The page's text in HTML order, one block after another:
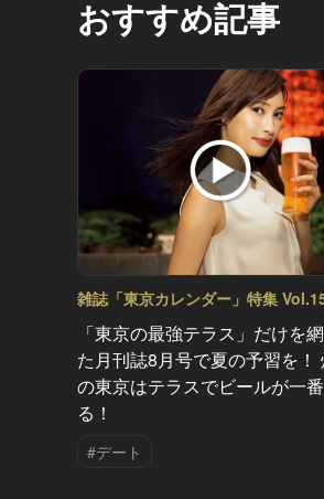
おすすめ記事
雑誌「東京カレンダー」特集
「東京の最強テラス」だけを
た月刊誌8月号で夏の予習を！
の東京はテラスでビールが一
る！
#デート